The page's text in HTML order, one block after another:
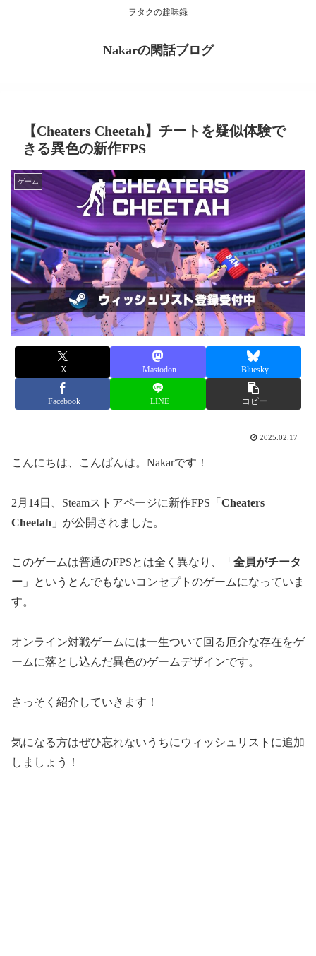
ヲタクの趣味録
Nakarの閑話ブログ
【Cheaters Cheetah】チートを疑似体験で
きる異色の新作FPS
ゲーム
X Mastodon Bluesky
Facebook LINE コピー
2025.02.17
こんにちは、こんばんは。Nakarです！
2月14日、Steamストアページに新作FPS「 Cheaters
Cheetah 」が公開されました。
このゲームは普通のFPSとは全く異なり、「 全員がチータ
ー 」というとんでもないコンセプトのゲームになっていま
す。
オンライン対戦ゲームには一生ついて回る厄介な存在をゲ
ームに落とし込んだ異色のゲームデザインです。
さっそく紹介していきます！
気になる方はぜひ忘れないうちにウィッシュリストに追加
しましょう！